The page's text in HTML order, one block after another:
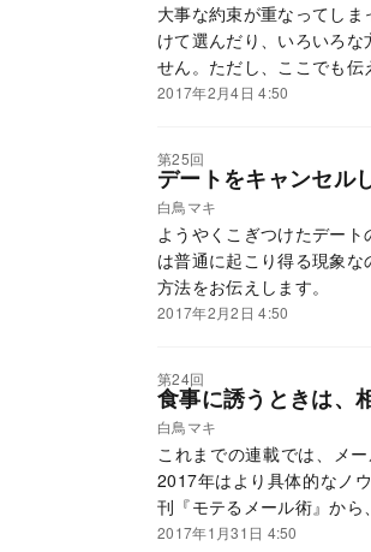
大事な約束が重なってし
けて選んだり、いろいろ
せん。ただし、ここでも
テるメール術』から、予定
2017年2月4日 4:50
第25回
デートをキャンセル
白鳥マキ
ようやくこぎつけたデー
は普通に起こり得る現象
方法をお伝えします。
2017年2月2日 4:50
第24回
食事に誘うときは、
白鳥マキ
これまでの連載では、メ
2017年はより具体的なノ
刊『モテるメール術』か
ます。
2017年1月31日 4:50